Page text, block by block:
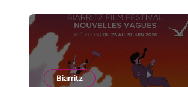
Biarritz